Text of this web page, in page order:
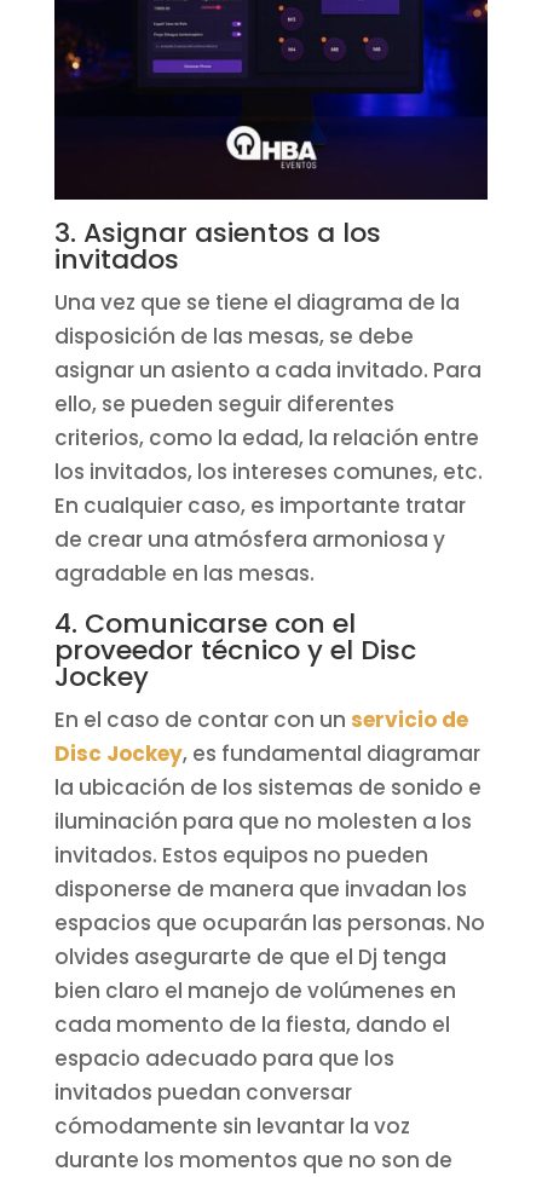
3. Asignar asientos a los
invitados
Una vez que se tiene el diagrama de la
disposición de las mesas, se debe
asignar un asiento a cada invitado. Para
ello, se pueden seguir diferentes
criterios, como la edad, la relación entre
los invitados, los intereses comunes, etc.
En cualquier caso, es importante tratar
de crear una atmósfera armoniosa y
agradable en las mesas.
4. Comunicarse con el
proveedor técnico y el Disc
Jockey
En el caso de contar con un servicio de
Disc Jockey, es fundamental diagramar
la ubicación de los sistemas de sonido e
iluminación para que no molesten a los
invitados. Estos equipos no pueden
disponerse de manera que invadan los
espacios que ocuparán las personas. No
olvides asegurarte de que el Dj tenga
bien claro el manejo de volúmenes en
cada momento de la fiesta, dando el
espacio adecuado para que los
invitados puedan conversar
cómodamente sin levantar la voz
durante los momentos que no son de